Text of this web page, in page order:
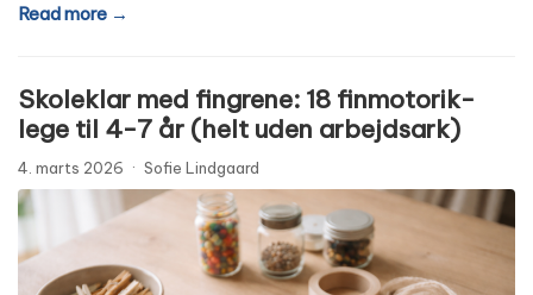
Read more →
Skoleklar med fingrene: 18 finmotorik-
lege til 4-7 år (helt uden arbejdsark)
4. marts 2026 · Sofie Lindgaard